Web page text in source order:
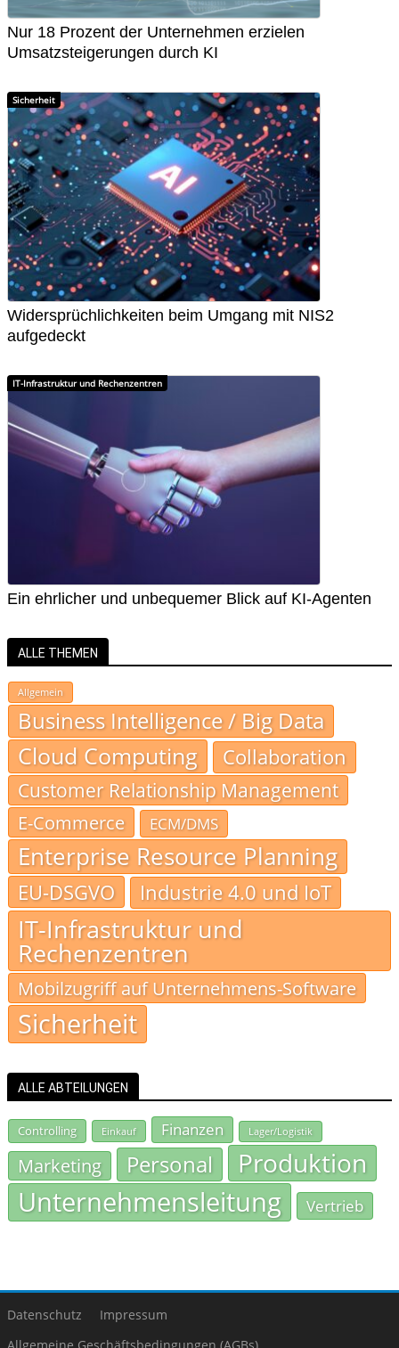
Nur 18 Prozent der Unternehmen erzielen
Umsatzsteigerungen durch KI
Sicherheit
Widersprüchlichkeiten beim Umgang mit NIS2
aufgedeckt
IT-Infrastruktur und Rechenzentren
Ein ehrlicher und unbequemer Blick auf KI-Agenten
ALLE THEMEN
Allgemein
Business Intelligence / Big Data
Cloud Computing Collaboration
Customer Relationship Management
E-Commerce
ECM/DMS
Enterprise Resource Planning
EU-DSGVO Industrie 4.0 und IoT
IT-Infrastruktur und
Rechenzentren
Mobilzugriff auf Unternehmens-Software
Sicherheit
ALLE ABTEILUNGEN
Controlling Einkauf Finanzen Lager/Logistik
Marketing Personal Produktion
Unternehmensleitung Vertrieb
Datenschutz
Impressum
Allgemeine Geschäftsbedingungen (AGBs)